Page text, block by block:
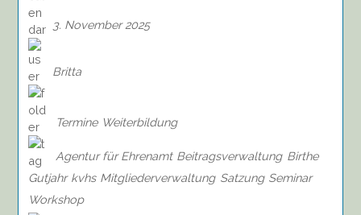
3. November 2025
Britta
Termine Weiterbildung
Agentur für Ehrenamt Beitragsverwaltung Birthe
Gutjahr kvhs Mitgliederverwaltung Satzung Seminar
Workshop